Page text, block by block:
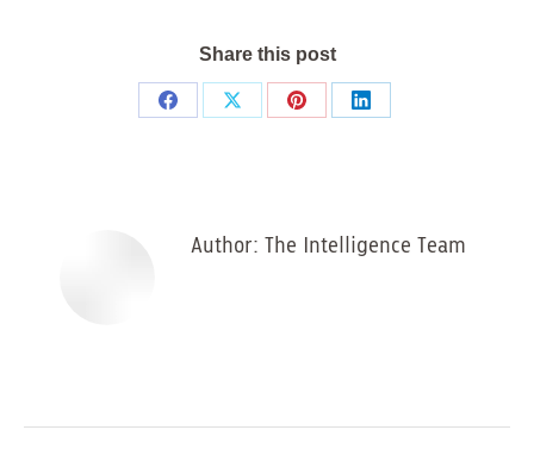
Share this post
Share
Share
Share
Share
Author: The Intelligence Team